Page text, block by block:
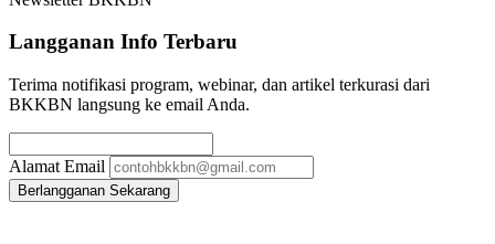
Langganan Info Terbaru
Terima notifikasi program, webinar, dan artikel terkurasi dari
BKKBN langsung ke email Anda.
Alamat Email
Berlangganan Sekarang